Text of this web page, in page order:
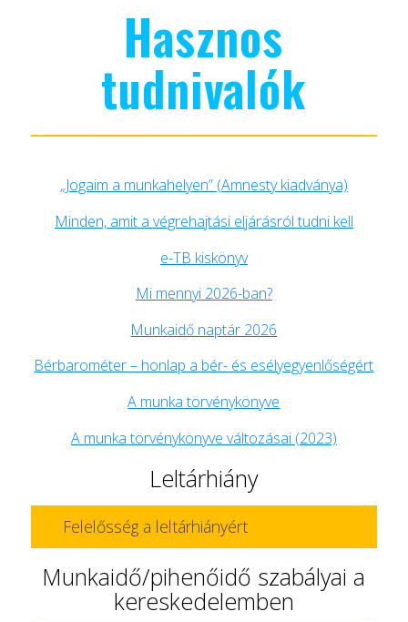
Hasznos
tudnivalók
„Jogaim a munkahelyen” (Amnesty kiadványa)
Minden, amit a végrehajtási eljárásról tudni kell
e-TB kiskönyv
Mi mennyi 2026-ban?
Munkaidő naptár 2026
Bérbarométer – honlap a bér- és esélyegyenlőségért
A munka törvénykönyve
A munka törvénykönyve változásai (2023)
Leltárhiány
Felelősség a leltárhiányért
Munkaidő/pihenőidő szabályai a
kereskedelemben